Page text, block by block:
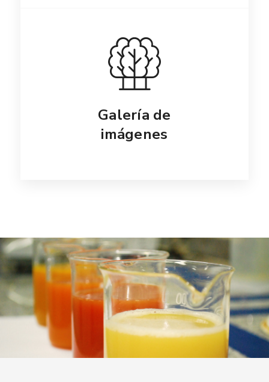
Galería de
imágenes